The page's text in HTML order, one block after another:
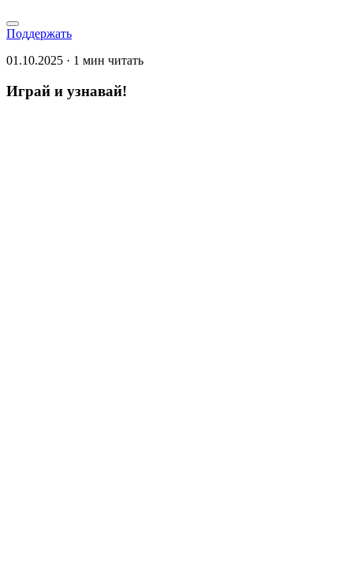
Поддержать
01.10.2025 · 1 мин читать
Играй и узнавай!